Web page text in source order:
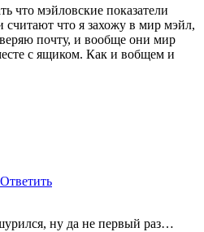
что мэйловские показатели
считают что я захожу в мир мэйл,
почту, и вообще они мир
с ящиком. Как и вобщем и
Ответить
ну да не первый раз…